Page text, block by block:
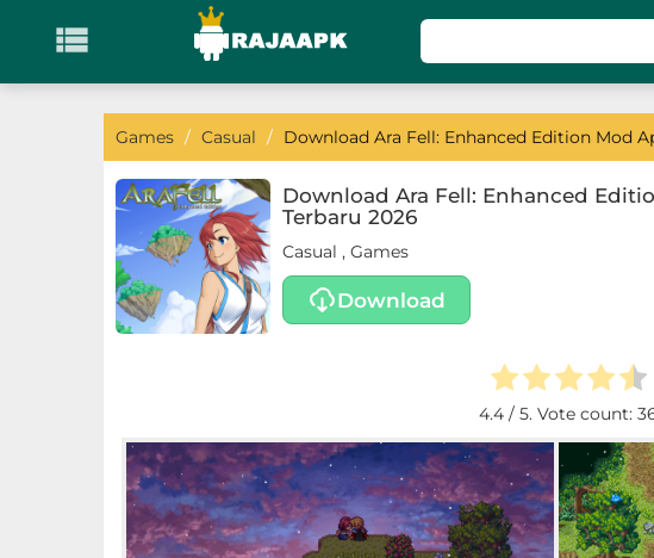

KATEGORI
Games
Adventure
Games / Casual / Download Ara Fell: Enhanced Edition Mod
Download Ara Fell: Enhanced
Terbaru 2026
Casual , Games
Download
4.4 / 5. Vote count: